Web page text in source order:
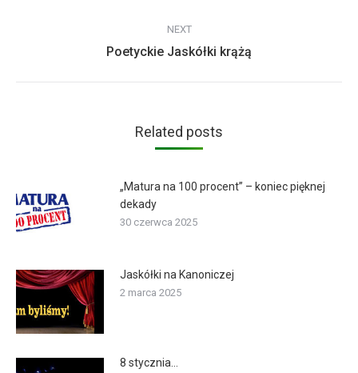
NEXT
Next
Poetyckie Jaskółki krążą
Related posts
„Matura na 100 procent” – koniec pięknej
dekady
30 czerwca 2025
Jaskółki na Kanoniczej
2 marca 2025
8 stycznia…